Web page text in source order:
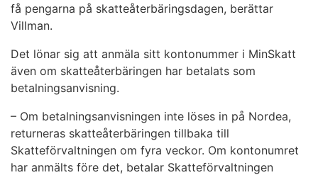
få pengarna på skatteåterbäringsdagen, berättar
Villman.
Det lönar sig att anmäla sitt kontonummer i MinSkatt
även om skatteåterbäringen har betalats som
betalningsanvisning.
– Om betalningsanvisningen inte löses in på Nordea,
returneras skatteåterbäringen tillbaka till
Skatteförvaltningen om fyra veckor. Om kontonumret
har anmälts före det, betalar Skatteförvaltningen